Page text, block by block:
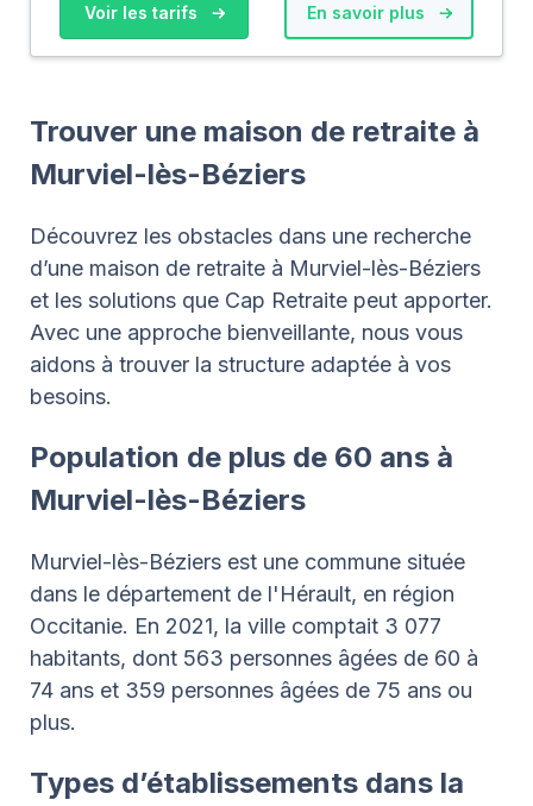
Voir les tarifs En savoir plus
Trouver une maison de retraite à
Murviel-lès-Béziers
Découvrez les obstacles dans une recherche
d’une maison de retraite à Murviel-lès-Béziers
et les solutions que Cap Retraite peut apporter.
Avec une approche bienveillante, nous vous
aidons à trouver la structure adaptée à vos
besoins.
Population de plus de 60 ans à
Murviel-lès-Béziers
Murviel-lès-Béziers est une commune située
dans le département de l'Hérault, en région
Occitanie. En 2021, la ville comptait 3 077
habitants, dont 563 personnes âgées de 60 à
74 ans et 359 personnes âgées de 75 ans ou
plus.
Types d’établissements dans la